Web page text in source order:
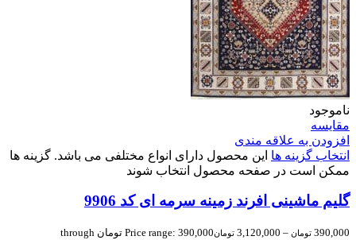
ناموجود
مقایسه
افزودن به علاقه مندی
انتخاب گزینه ها این محصول دارای انواع مختلفی می باشد. گزینه ها
ممکن است در صفحه محصول انتخاب شوند
گلیم ماشینی افرند زمینه سرمه ای کد 9906
390,000 تومان –
3,120,000 تومان
Price range: 390,000 تومان through